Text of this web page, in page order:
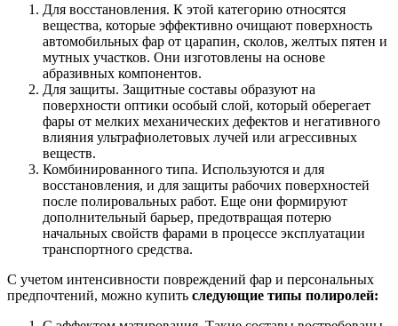
Для восстановления. К этой категорию относятся
вещества, которые эффективно очищают поверхность
автомобильных фар от царапин, сколов, желтых пятен и
мутных участков. Они изготовлены на основе
абразивных компонентов.
Для защиты. Защитные составы образуют на
поверхности оптики особый слой, который оберегает
фары от мелких механических дефектов и негативного
влияния ультрафиолетовых лучей или агрессивных
веществ.
Комбинированного типа. Используются и для
восстановления, и для защиты рабочих поверхностей
после полировальных работ. Еще они формируют
дополнительный барьер, предотвращая потерю
начальных свойств фарами в процессе эксплуатации
транспортного средства.
С учетом интенсивности повреждений фар и персональных
предпочтений, можно купить следующие типы полиролей: